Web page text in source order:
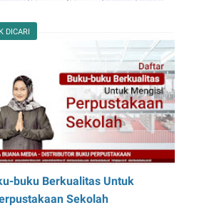
DICARI
buku Berkualitas Untuk
Sekolah